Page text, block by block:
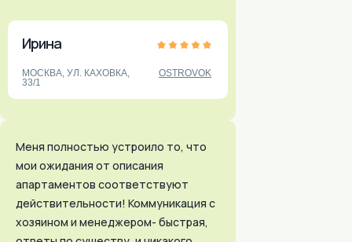
Ирина
МОСКВА, УЛ. КАХОВКА,
33/1
OSTROVOK
Меня полностью устроило то, что
мои ожидания от описания
апартаментов соответствуют
действительности! Коммуникация с
хозяином и менеджером- быстрая,